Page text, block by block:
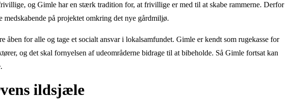
og Gimle har en stærk tradition for, at frivillige er med til at skabe rammerne. Derfor
på projektet omkring det nye gårdmiljø.
åben for alle og tage et socialt ansvar i lokalsamfundet. Gimle er kendt som rugekasse for
og det skal fornyelsen af udeområderne bidrage til at bibeholde. Så Gimle fortsat kan
ildsjæle